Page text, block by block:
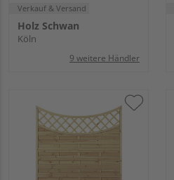
Verkauf & Versand
Holz Schwan
Köln
9 weitere Händler